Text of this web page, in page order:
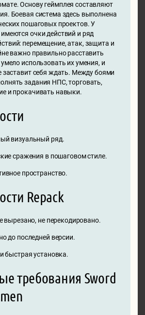
Основу геймплея составляют
Боевая система здесь выполнена
пошаговых проектов. У
очки действий и ряд
перемещение, атак, защита и
важно правильно расставить
использовать их умения, и
заставит себя ждать. Между боями
задания НПС, торговать,
и прокачивать навыки.
визуальный ряд.
сражения в пошаговом стиле.
пространство.
Repack
вырезано, не перекодировано.
до последней версии.
быстрая установка.
требования Sword